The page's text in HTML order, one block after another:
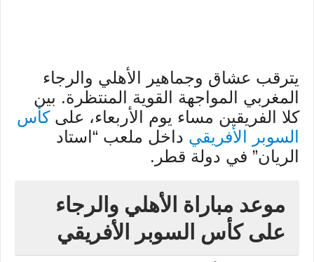
يترقب عشاق وجماهير الأهلي والرجاء
المغربي المواجهة القوية المنتظرة. بين
كلا الفريقين مساء يوم الأربعاء، علىكأس
السوبر الأفريقي داخل ملعب “استاد
الريان” في دولة قطر.
موعد مباراة الأهلي والرجاء
على كأس السوبر الأفريقي